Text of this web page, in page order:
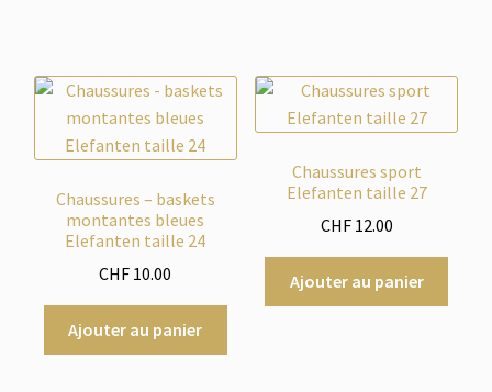
Chaussures – baskets
montantes bleues
Elefanten taille 24
CHF 10.00
Ajouter au panier
Chaussures sport
Elefanten taille 27
CHF12.00
Ajouter au panier